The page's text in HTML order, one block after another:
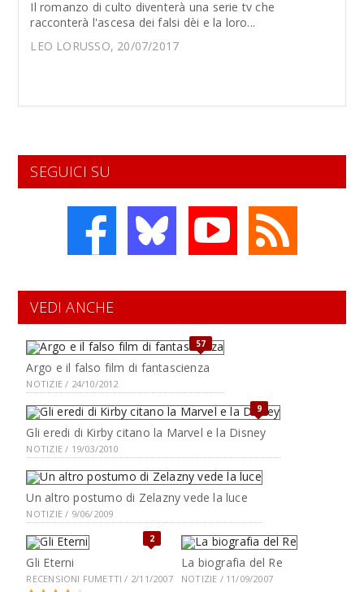
Il romanzo di culto diventerà una serie tv che
racconterà l'ascesa dei falsi dèi e la loro...
LEO LORUSSO, 20/07/2017
SEGUICI SU
VEDI ANCHE
57
Argo e il falso film di fantascienza
NOTIZIE / 24/10/2012
9
Gli eredi di Kirby citano la Marvel e la Disney
NOTIZIE / 19/03/2010
Un altro postumo di Zelazny vede la luce
NOTIZIE / 9/06/2009
2
Gli Eterni
RECENSIONI FUMETTI / 2/11/2007
La biografia del Re
NOTIZIE / 11/09/2007